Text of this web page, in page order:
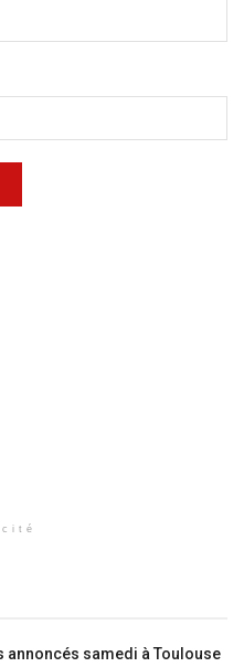
samedi à Toulouse